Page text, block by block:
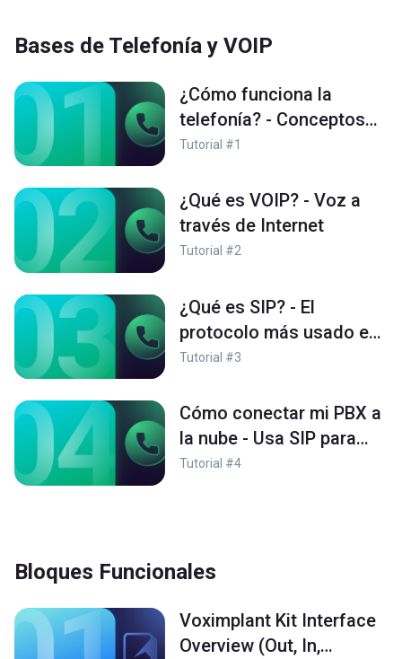
Bases de Telefonía y VOIP
¿Cómo funciona la
telefonía? - Conceptos
básicos sobre telefonía
Tutorial #1
¿Qué es VOIP? - Voz a
través de Internet
Tutorial #2
¿Qué es SIP? - El
protocolo más usado en
los Contact Center
Tutorial #3
Cómo conectar mi PBX a
la nube - Usa SIP para
conectar tu PBX a la
Tutorial #4
Bloques Funcionales
Voximplant Kit Interface
Overview (Out, In,